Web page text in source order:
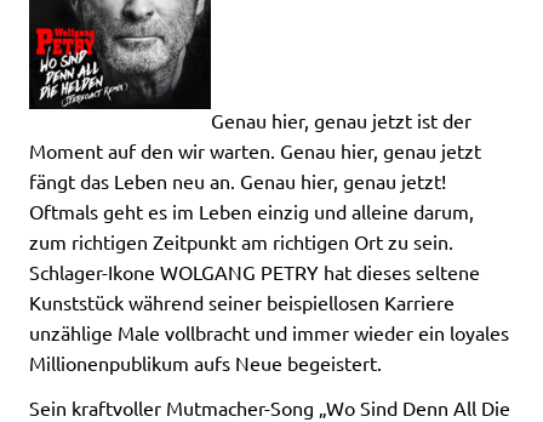
Genau hier, genau jetzt ist der
Moment auf den wir warten. Genau hier, genau jetzt
fängt das Leben neu an. Genau hier, genau jetzt!
Oftmals geht es im Leben einzig und alleine darum,
zum richtigen Zeitpunkt am richtigen Ort zu sein.
Schlager-Ikone WOLGANG PETRY hat dieses seltene
Kunststück während seiner beispiellosen Karriere
unzählige Male vollbracht und immer wieder ein loyales
Millionenpublikum aufs Neue begeistert.
Sein kraftvoller Mutmacher-Song „Wo Sind Denn All Die